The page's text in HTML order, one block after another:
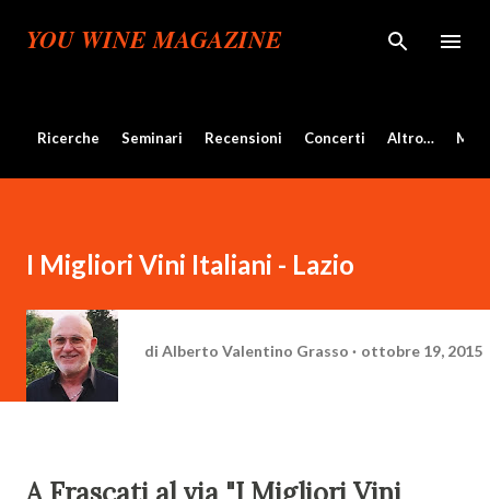
Passa ai contenuti principali
YOU WINE MAGAZINE
Ricerche Seminari Recensioni Concerti Altro…
I Migliori Vini Italiani - Lazio
di Alberto Valentino Grasso ottobre 19, 2015